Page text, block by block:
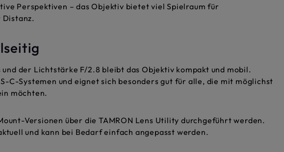
Perspektiven – das Objektiv bietet viel Spielraum für
Distanz.
der Lichtstärke F/2.8 bleibt das Objektiv kompakt und mobil.
C-Systemen und eignet sich besonders gut für alle, die mit möglichst
möchten.
Versionen über die TAMRON Lens Utility durchgeführt werden.
und kann bei Bedarf einfach angepasst werden.